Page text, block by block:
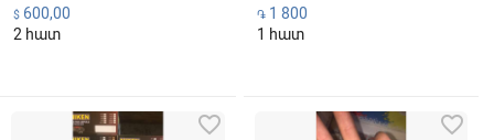
$ 600,00
2 հատ
֏1 800
1 հատ
favorite_border favorite_border